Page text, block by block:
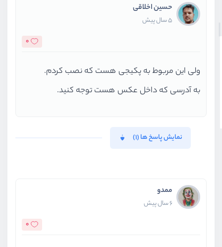
حسین اخلاقی
5 سال پیش
0
ولی این مربوط به پکیجی هست که نصب کردم.
به آدرسی که داخل عکس هست توجه کنید.
نمایش پاسخ ها (1)
ممدو
6 سال پیش
0